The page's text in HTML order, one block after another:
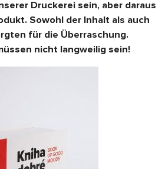
Druckerei sein, aber daraus
Sowohl der Inhalt als auch
für die Überraschung.
nicht langweilig sein!